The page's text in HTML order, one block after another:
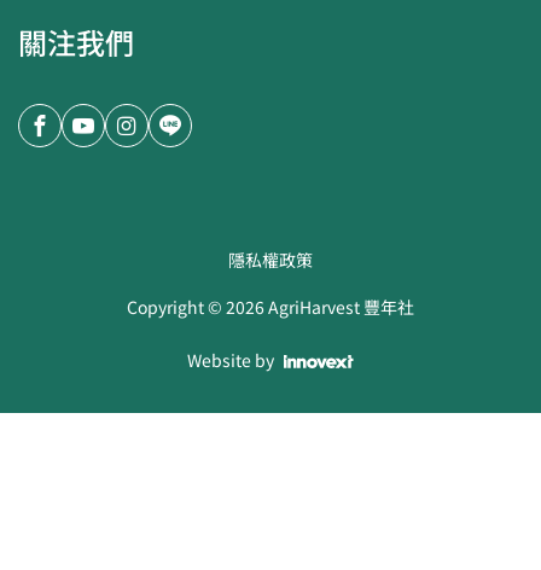
關注我們
隱私權政策
Copyright ©2026AgriHarvest 豐年社
Website by